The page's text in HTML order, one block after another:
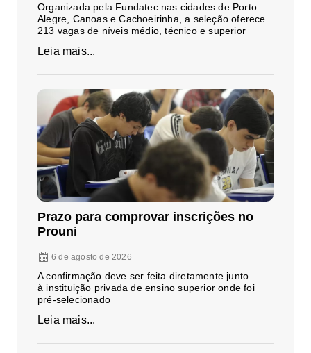
Organizada pela Fundatec nas cidades de Porto
Alegre, Canoas e Cachoeirinha, a seleção oferece
213 vagas de níveis médio, técnico e superior
Leia mais...
Prazo para comprovar inscrições no
Prouni
6 de agosto de 2026
A confirmação deve ser feita diretamente junto
à instituição privada de ensino superior onde foi
pré-selecionado
Leia mais...